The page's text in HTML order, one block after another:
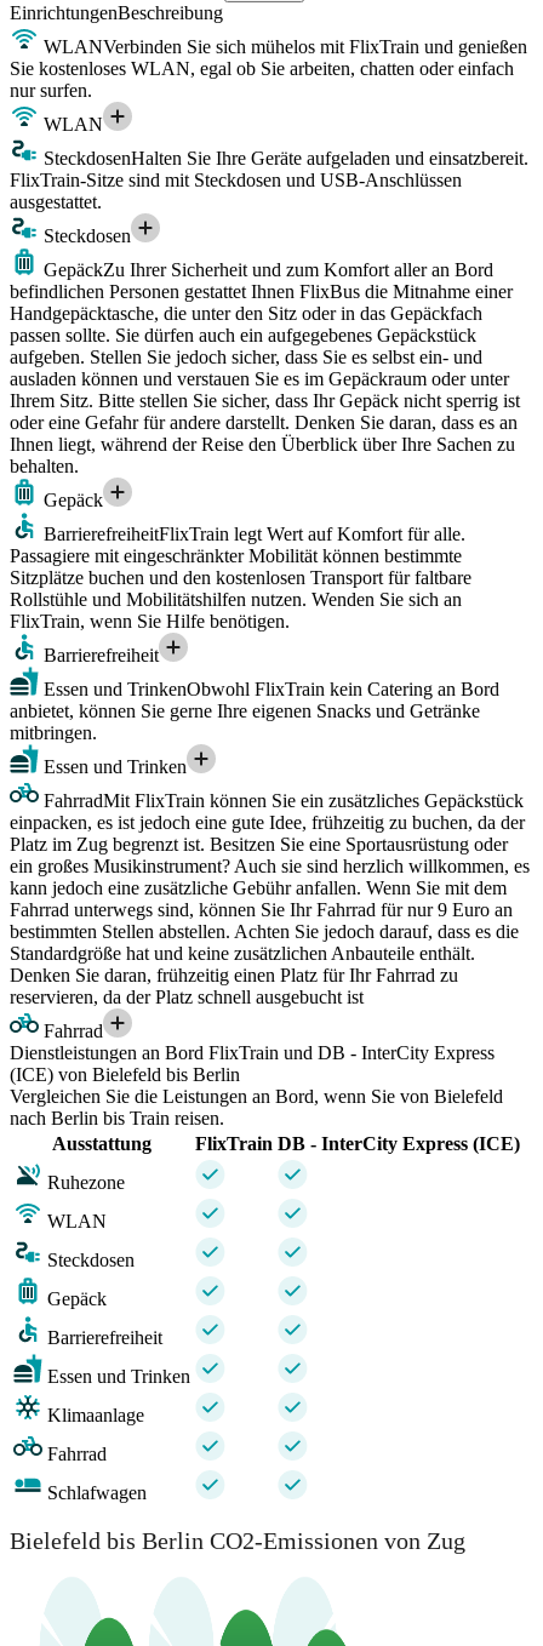
EinrichtungenBeschreibung
WLANVerbinden Sie sich mühelos mit FlixTrain und genießen
Sie kostenloses WLAN, egal ob Sie arbeiten, chatten oder einfach
nur surfen.
WLAN
SteckdosenHalten Sie Ihre Geräte aufgeladen und einsatzbereit.
FlixTrain-Sitze sind mit Steckdosen und USB-Anschlüssen
ausgestattet.
Steckdosen
GepäckZu Ihrer Sicherheit und zum Komfort aller an Bord
befindlichen Personen gestattet Ihnen FlixBus die Mitnahme einer
Handgepäcktasche, die unter den Sitz oder in das Gepäckfach
passen sollte. Sie dürfen auch ein aufgegebenes Gepäckstück
aufgeben. Stellen Sie jedoch sicher, dass Sie es selbst ein- und
ausladen können und verstauen Sie es im Gepäckraum oder unter
Ihrem Sitz. Bitte stellen Sie sicher, dass Ihr Gepäck nicht sperrig ist
oder eine Gefahr für andere darstellt. Denken Sie daran, dass es an
Ihnen liegt, während der Reise den Überblick über Ihre Sachen zu
behalten.
Gepäck
BarrierefreiheitFlixTrain legt Wert auf Komfort für alle.
Passagiere mit eingeschränkter Mobilität können bestimmte
Sitzplätze buchen und den kostenlosen Transport für faltbare
Rollstühle und Mobilitätshilfen nutzen. Wenden Sie sich an
FlixTrain, wenn Sie Hilfe benötigen.
Barrierefreiheit
Essen und TrinkenObwohl FlixTrain kein Catering an Bord
anbietet, können Sie gerne Ihre eigenen Snacks und Getränke
mitbringen.
Essen und Trinken
FahrradMit FlixTrain können Sie ein zusätzliches Gepäckstück
einpacken, es ist jedoch eine gute Idee, frühzeitig zu buchen, da der
Platz im Zug begrenzt ist. Besitzen Sie eine Sportausrüstung oder
ein großes Musikinstrument? Auch sie sind herzlich willkommen, es
kann jedoch eine zusätzliche Gebühr anfallen. Wenn Sie mit dem
Fahrrad unterwegs sind, können Sie Ihr Fahrrad für nur 9 Euro an
bestimmten Stellen abstellen. Achten Sie jedoch darauf, dass es die
Standardgröße hat und keine zusätzlichen Anbauteile enthält.
Denken Sie daran, frühzeitig einen Platz für Ihr Fahrrad zu
reservieren, da der Platz schnell ausgebucht ist
Fahrrad
Dienstleistungen an Bord FlixTrain und DB - InterCity Express
(ICE) von Bielefeld bis Berlin
Vergleichen Sie die Leistungen an Bord, wenn Sie von Bielefeld
nach Berlin bis Train reisen.
Ausstattung
FlixTrain DB - InterCity Express (ICE)
Ruhezone
WLAN
Steckdosen
Gepäck
Barrierefreiheit
Essen und Trinken
Klimaanlage
Fahrrad
Schlafwagen
Bielefeld bis Berlin CO2-Emissionen von Zug